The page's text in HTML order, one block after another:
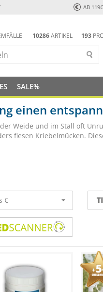
AB
193
10286ARTIKEL
SALE%
einen
Weide und im Stall oft
fiesen Kriebelmücken.
€